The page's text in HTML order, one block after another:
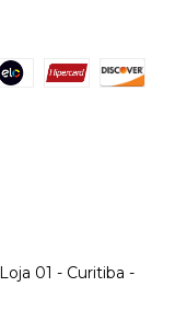
01 - Curitiba -